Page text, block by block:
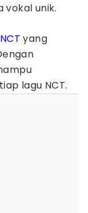
vokal unik.
NCT yang
lagu NCT.